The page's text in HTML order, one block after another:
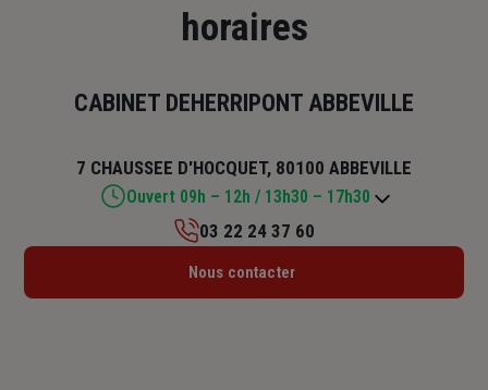
horaires
CABINET DEHERRIPONT ABBEVILLE
7 CHAUSSEE D'HOCQUET, 80100 ABBEVILLE
Ouvert 09h – 12h / 13h30 – 17h30
Lundi : 09h – 12h / 13h30 – 17h30
03 22 24 37 60
Nous contacter